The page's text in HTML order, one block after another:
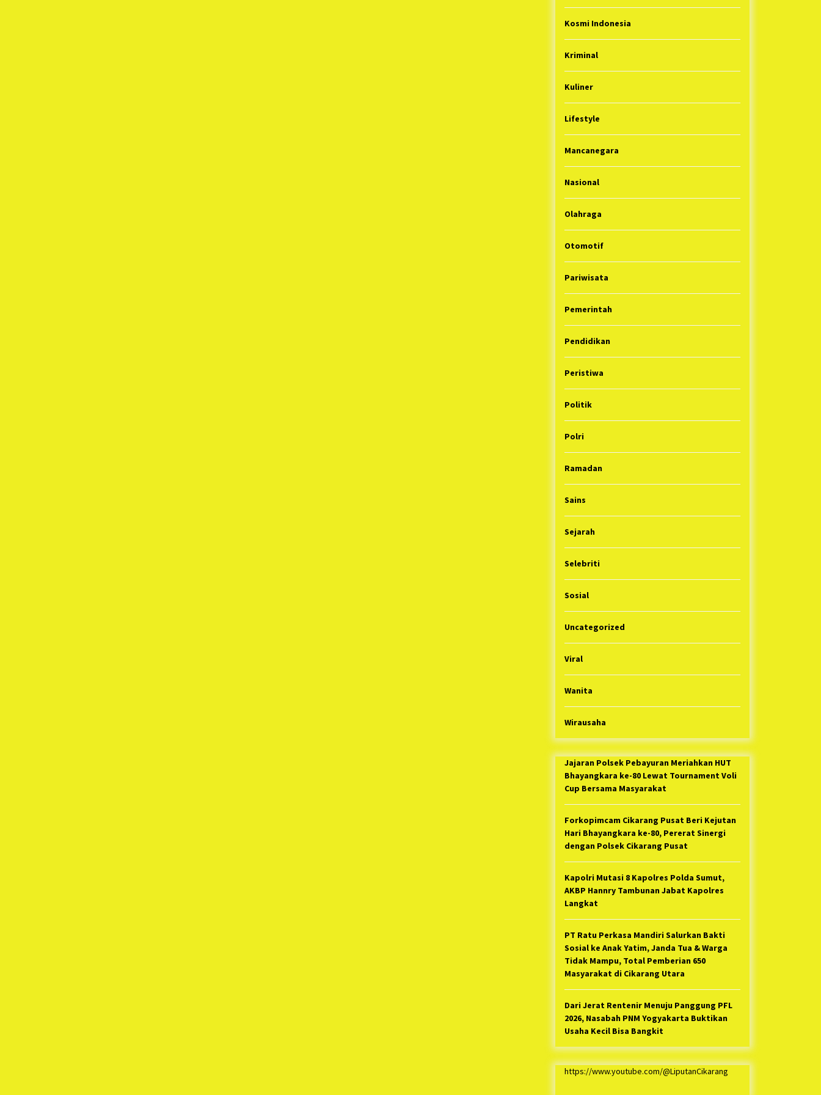
Kosmi Indonesia
Kriminal
Kuliner
Lifestyle
Mancanegara
Nasional
Olahraga
Otomotif
Pariwisata
Pemerintah
Pendidikan
Peristiwa
Politik
Polri
Ramadan
Sains
Sejarah
Selebriti
Sosial
Uncategorized
Viral
Wanita
Wirausaha
Jajaran Polsek Pebayuran Meriahkan HUT
Bhayangkara ke-80 Lewat Tournament Voli
Cup Bersama Masyarakat
Forkopimcam Cikarang Pusat Beri Kejutan
Hari Bhayangkara ke-80, Pererat Sinergi
dengan Polsek Cikarang Pusat
Kapolri Mutasi 8 Kapolres Polda Sumut,
AKBP Hannry Tambunan Jabat Kapolres
Langkat
PT Ratu Perkasa Mandiri Salurkan Bakti
Sosial ke Anak Yatim, Janda Tua & Warga
Tidak Mampu, Total Pemberian 650
Masyarakat di Cikarang Utara
Dari Jerat Rentenir Menuju Panggung PFL
2026, Nasabah PNM Yogyakarta Buktikan
Usaha Kecil Bisa Bangkit
https://www.youtube.com/@LiputanCikarang